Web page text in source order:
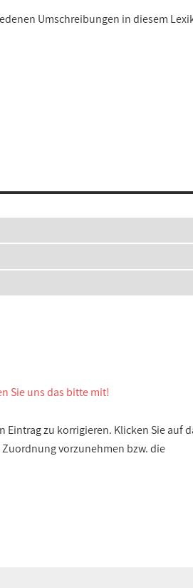
Umschreibungen in diesem
Sie uns das bitte mit!
zu korrigieren. Klicken Sie auf
vorzunehmen bzw. die